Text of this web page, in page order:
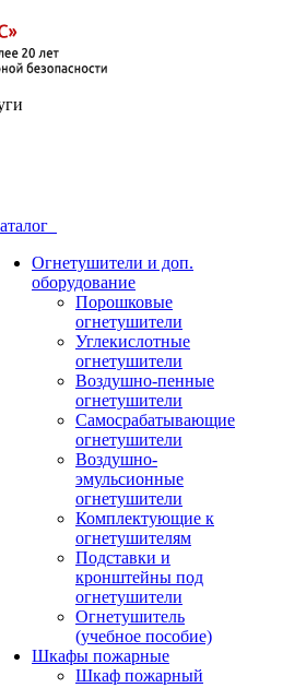
Огнетушители и доп.
оборудование
Порошковые
огнетушители
Углекислотные
огнетушители
Воздушно-пенные
огнетушители
Самосрабатывающие
огнетушители
Воздушно-
эмульсионные
огнетушители
Комплектующие к
огнетушителям
Подставки и
кронштейны под
огнетушители
Огнетушитель
(учебное пособие)
Шкафы пожарные
Шкаф пожарный